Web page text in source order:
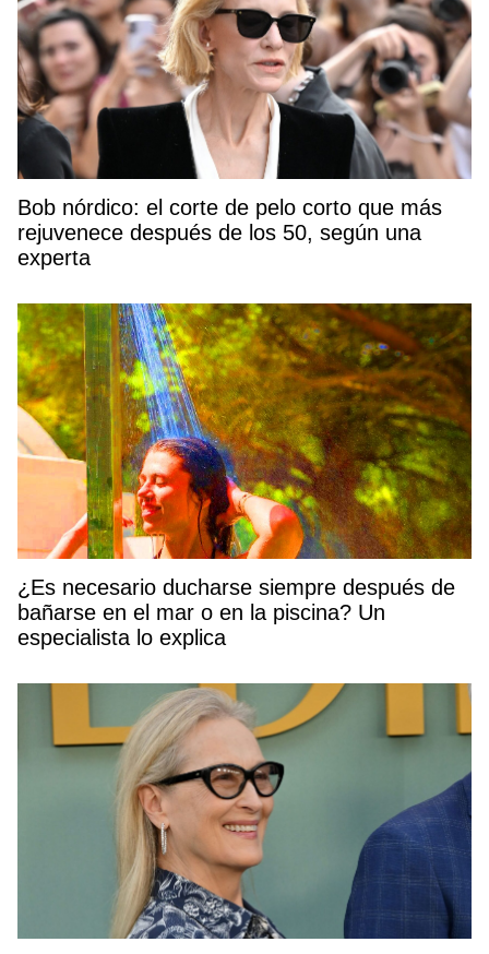
Bob nórdico: el corte de pelo corto que más
rejuvenece después de los 50, según una
experta
¿Es necesario ducharse siempre después de
bañarse en el mar o en la piscina? Un
especialista lo explica